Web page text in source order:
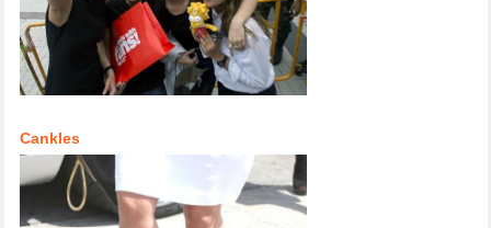
Cankles